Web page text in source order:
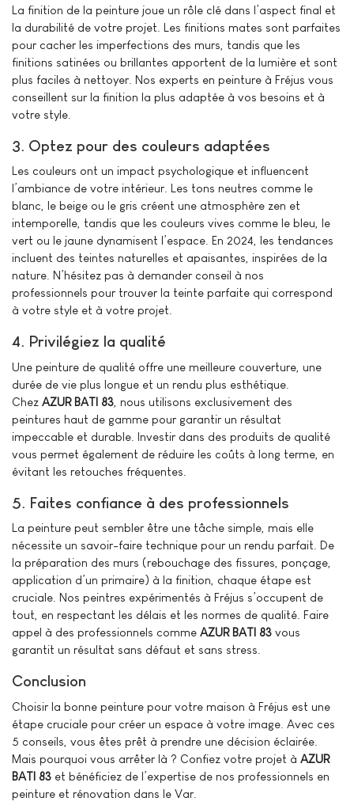
La finition de la peinture joue un rôle clé dans l’aspect final et
la durabilité de votre projet. Les finitions mates sont parfaites
pour cacher les imperfections des murs, tandis que les
finitions satinées ou brillantes apportent de la lumière et sont
plus faciles à nettoyer. Nos experts en peinture à Fréjus vous
conseillent sur la finition la plus adaptée à vos besoins et à
votre style.
3. Optez pour des couleurs adaptées
Les couleurs ont un impact psychologique et influencent
l’ambiance de votre intérieur. Les tons neutres comme le
blanc, le beige ou le gris créent une atmosphère zen et
intemporelle, tandis que les couleurs vives comme le bleu, le
vert ou le jaune dynamisent l’espace. En 2024, les tendances
incluent des teintes naturelles et apaisantes, inspirées de la
nature. N’hésitez pas à demander conseil à nos
professionnels pour trouver la teinte parfaite qui correspond
à votre style et à votre projet.
4. Privilégiez la qualité
Une peinture de qualité offre une meilleure couverture, une
durée de vie plus longue et un rendu plus esthétique.
Chez AZUR BATI 83 , nous utilisons exclusivement des
peintures haut de gamme pour garantir un résultat
impeccable et durable. Investir dans des produits de qualité
vous permet également de réduire les coûts à long terme, en
évitant les retouches fréquentes.
5. Faites confiance à des professionnels
La peinture peut sembler être une tâche simple, mais elle
nécessite un savoir-faire technique pour un rendu parfait. De
la préparation des murs (rebouchage des fissures, ponçage,
application d’un primaire) à la finition, chaque étape est
cruciale. Nos peintres expérimentés à Fréjus s’occupent de
tout, en respectant les délais et les normes de qualité. Faire
appel à des professionnels comme AZUR BATI 83 vous
garantit un résultat sans défaut et sans stress.
Conclusion
Choisir la bonne peinture pour votre maison à Fréjus est une
étape cruciale pour créer un espace à votre image. Avec ces
5 conseils, vous êtes prêt à prendre une décision éclairée.
Mais pourquoi vous arrêter là ? Confiez votre projet à AZUR
BATI 83 et bénéficiez de l’expertise de nos professionnels en
peinture et rénovation dans le Var.